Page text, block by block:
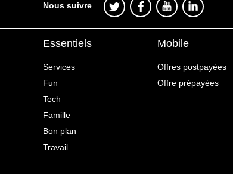
Nous suivre
Essentiels
Services
Fun
Tech
Famille
Bon plan
Travail
Mobile
Offres postpayées
Offre prépayées